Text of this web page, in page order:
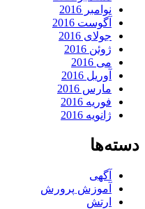
نوامبر 2016
آگوست 2016
جولای 2016
ژوئن 2016
می 2016
آوریل 2016
مارس 2016
فوریه 2016
ژانویه 2016
دسته‌ها
آگهی
آموزش پرورش
ارتش